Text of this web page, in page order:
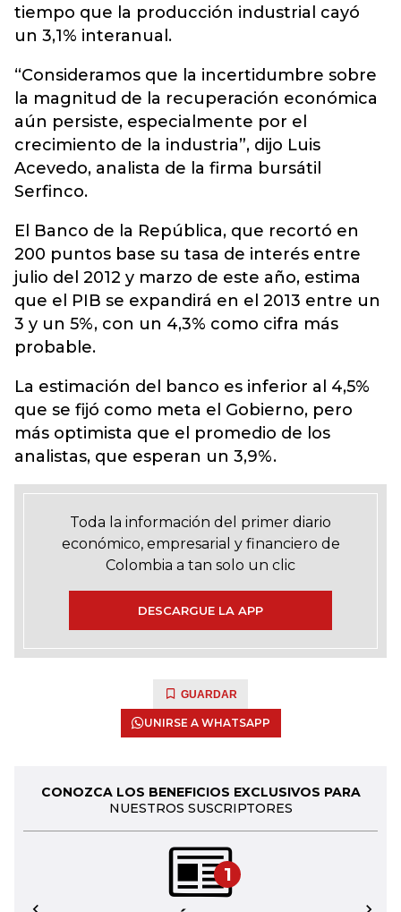
tiempo que la producción industrial cayó
un 3,1% interanual.
“Consideramos que la incertidumbre sobre
la magnitud de la recuperación económica
aún persiste, especialmente por el
crecimiento de la industria”, dijo Luis
Acevedo, analista de la firma bursátil
Serfinco.
El Banco de la República, que recortó en
200 puntos base su tasa de interés entre
julio del 2012 y marzo de este año, estima
que el PIB se expandirá en el 2013 entre un
3 y un 5%, con un 4,3% como cifra más
probable.
La estimación del banco es inferior al 4,5%
que se fijó como meta el Gobierno, pero
más optimista que el promedio de los
analistas, que esperan un 3,9%.
Toda la información del primer diario
económico, empresarial y financiero de
Colombia a tan solo un clic
DESCARGUE LA APP
GUARDAR
UNIRSE A WHATSAPP
CONOZCA LOS BENEFICIOS EXCLUSIVOS PARA
NUESTROS SUSCRIPTORES
1